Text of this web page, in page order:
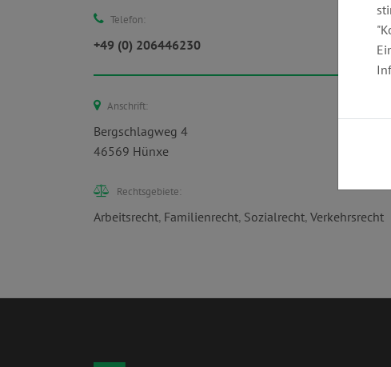
Telefon:
+49 (0) 206446230
Anschrift:
Bergschlagweg 4
46569 Hünxe
Rechtsgebiete:
Arbeitsrecht, Familienrecht, Sozialrecht, Verkehrsrecht